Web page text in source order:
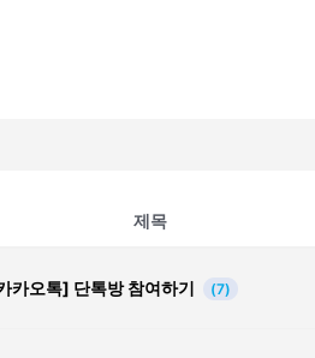
제목
카오톡] 단톡방 참여하기 (7)